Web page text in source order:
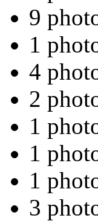
9
1
4
2
1
1
1
3